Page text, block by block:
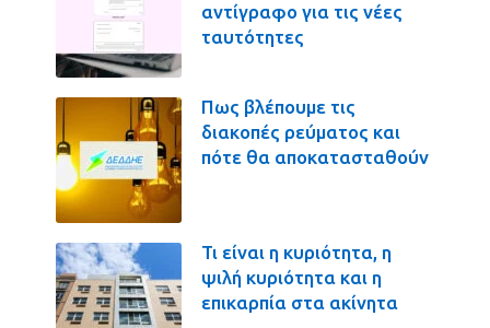
αντίγραφο για τις νέες
ταυτότητες
Πως βλέπουμε τις
διακοπές ρεύματος και
πότε θα αποκατασταθούν
Τι είναι η κυριότητα, η
ψιλή κυριότητα και η
επικαρπία στα ακίνητα